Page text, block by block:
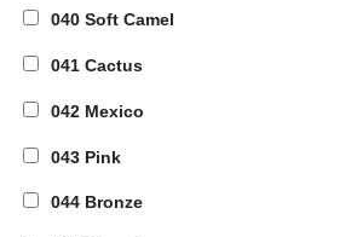
040 Soft Camel
041 Cactus
042 Mexico
043 Pink
044 Bronze